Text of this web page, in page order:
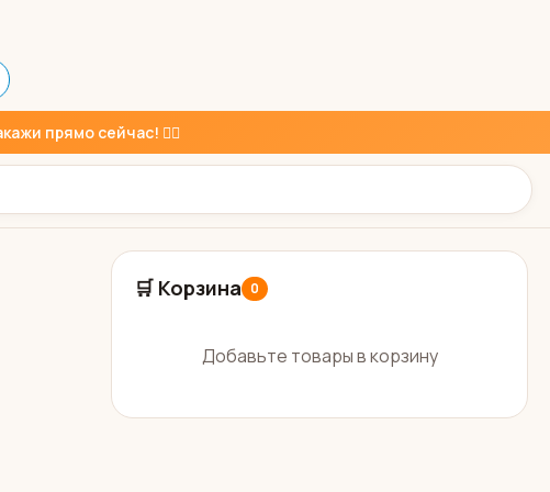
прямо сейчас! 👇🏼
🛒 Корзина 0
Добавьте товары в корзину